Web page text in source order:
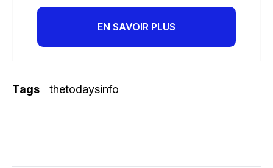
EN SAVOIR PLUS
Tags thetodaysinfo